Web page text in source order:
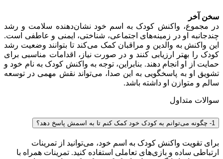
سخن آخر
در مجموع، واکنش کودک به اسم خود نشان‌دهنده سلامت و رشد
چندجانبه او در زمینه‌های اجتماعی، شناختی، ایمنی و عاطفی است.
این واکنش به والدین و مراقبان کمک می‌کند تا بتوانند وضعیت رشد
کودک را بهتر ارزیابی کنند و در صورت نیاز، اقدامات مناسبی برای
حمایت از او انجام دهند. بنابراین، توجه به واکنش کودک به نام خود و
تشویق او به پاسخگویی به این صدا، می‌تواند نقش مهمی در توسعه
سالم و متوازن او داشته باشد.
سوالات متداول
1- چگونه می‌توانم به کودک خود کمک کنم تا به اسمش پاسخ دهد؟
برای تقویت واکنش کودک به اسم خود، می‌توانید از تمرینات
ارتباطی ساده و بازی‌های تعاملی استفاده کنید. تمرینات همراه با